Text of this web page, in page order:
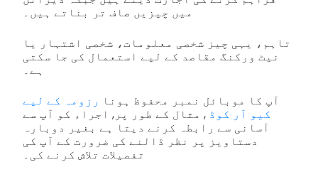
میں چیزیں صاف تر بناتے ہیں۔
تاہم، یہی چیز شخصی معلومات، شخصی اشتہار یا
نیٹ ورکنگ مقاصد کے لیے استعمال کی جا سکتی
ہے۔
آپ کا موبائل نمبر محفوظ ہونا رزومہ کے لیے
کیو آر کوڈ , مثال کے طور پر, اجراء کو آپ سے
آسانی سے رابطہ کرنے دیتا ہے بغیر دوبارہ
دستاویز پر نظر ڈالنے کی ضرورت کے آپ کی
تفصیلات تلاش کرنے کی۔